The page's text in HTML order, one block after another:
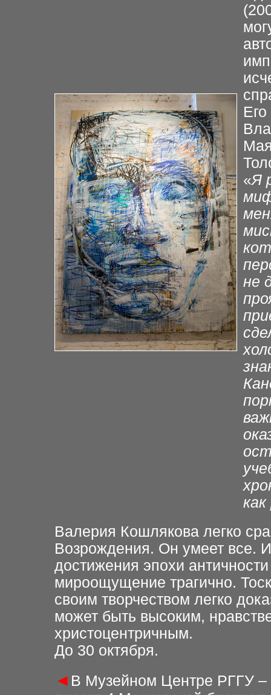
«Я
не
Валерия Кошлякова легко
Возрождения. Он умеет все.
достижения эпохи
мироощущение трагично.
своим творчеством легко
может быть высоким,
христоцентричным.
До 30 октября.
◄ В Музейном Центре РГГУ